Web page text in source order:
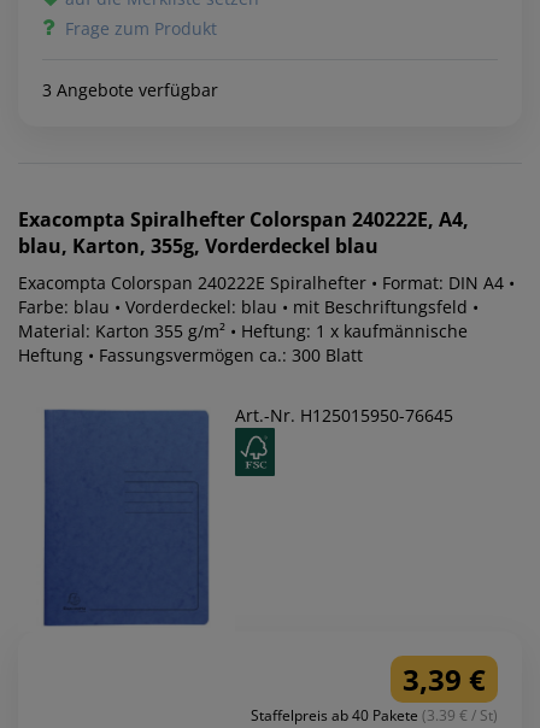
Frage zum Produkt
3 Angebote verfügbar
Exacompta Spiralhefter Colorspan 240222E, A4,
blau, Karton, 355g, Vorderdeckel blau
Exacompta Colorspan 240222E Spiralhefter • Format: DIN A4 •
Farbe: blau • Vorderdeckel: blau • mit Beschriftungsfeld •
Material: Karton 355 g/m² • Heftung: 1 x kaufmännische
Heftung • Fassungsvermögen ca.: 300 Blatt
Art.-Nr. H125015950-76645
3,39 €
Staffelpreis ab 40 Pakete (3.39 € / St)